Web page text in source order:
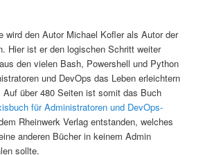
wird den Autor Michael Kofler als Autor der
Hier ist er den logischen Schritt weiter
den vielen Bash, Powershell und Python
und DevOps das Leben erleichtern
über 480 Seiten ist somit das Buch
für Administratoren und DevOps-
Rheinwerk Verlag entstanden, welches
anderen Bücher in keinem Admin
sollte.